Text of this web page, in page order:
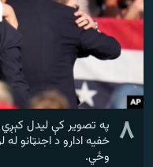
۸
په تصویر کې لیدل
خفیه ادارو د اجنټانو
وځي.